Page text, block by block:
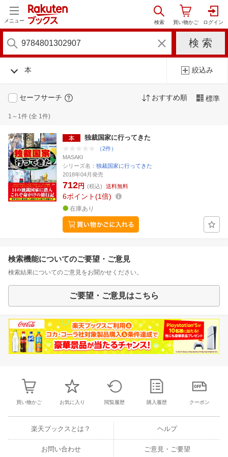
メニュー
本 絞込み
セーフサーチ おすすめ順 標準
1～1件 (全 1件)
独裁国家に行ってきた
（2件）
MASAKI
シリーズ名： 独裁国家に行ってきた
2018年04月発売
712円 (税込) 送料無料
6ポイント 1倍
在庫あり
検索機能についてのご要望・ご意見
検索結果についてのご意見をお聞かせください。
ご要望・ご意見はこちら
買い物かご お気に入り 閲覧履歴 購入履歴 クーポン
楽天ブックスとは？ ヘルプ
お問い合わせ ご意見・ご要望